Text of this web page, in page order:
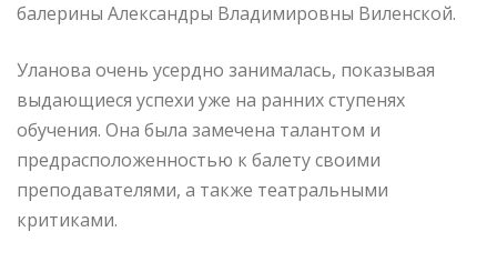
балерины Александры Владимировны Виленской.
Уланова очень усердно занималась, показывая
выдающиеся успехи уже на ранних ступенях
обучения. Она была замечена талантом и
предрасположенностью к балету своими
преподавателями, а также театральными
критиками.